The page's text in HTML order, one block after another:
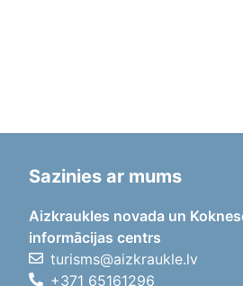
Sazinies ar mums
Aizkraukles novada un
informācijas centrs
turisms@aizkraukle.lv
+371 65161296